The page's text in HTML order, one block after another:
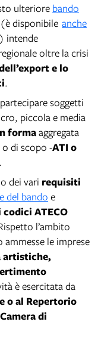
ulteriore bando
(è disponibile anche
intende
oltre la crisi
e lo
.
soggetti
piccola e media
formaaggregata
di scopo -ATI o
.
dei vari requisiti
del bando e
ATECO
l’ambito
le imprese
artistiche,
è esercitata da
o al Repertorio
di